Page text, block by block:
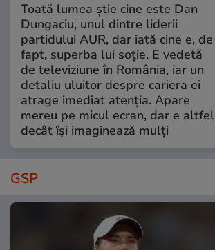
Toată lumea știe cine este Dan
Dungaciu, unul dintre liderii
partidului AUR, dar iată cine e, de
fapt, superba lui soție. E vedetă
de televiziune în România, iar un
detaliu uluitor despre cariera ei
atrage imediat atenția. Apare
mereu pe micul ecran, dar e altfel
decât își imaginează mulți
GSP